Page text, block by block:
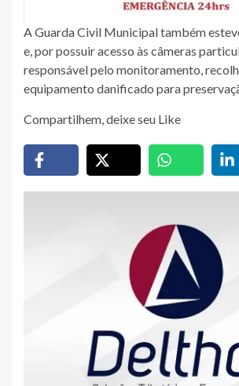
A Guarda Civil Municipal também
e, por possuir acesso às câmeras
responsável pelo monitoramento,
equipamento danificado para
Compartilhem, deixe seu Like